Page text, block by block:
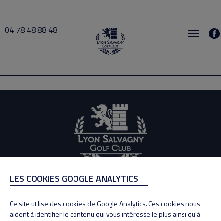
04 78 48 88 48
MIFSUD 2026-06-12 18:00 → 2026-06-12 19:00
ADRESSE
69890 La Tour de Salvagny
Tél : 04 78 48 88 48
LES COOKIES GOOGLE ANALYTICS
Ce site utilise des cookies de Google Analytics. Ces cookies nous
aident à identifier le contenu qui vous intéresse le plus ainsi qu'à